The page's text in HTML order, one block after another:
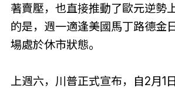
著賣壓，也直接推動了歐元逆勢
的是，週一適逢美國馬丁路德金
場處於休市狀態。
上週六，川普正式宣布，自2月1